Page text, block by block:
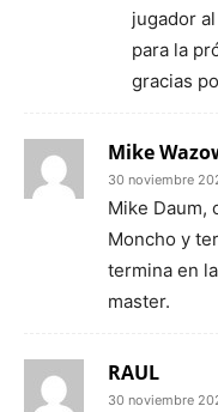
jugador
para la
gracias
Mike
30 noviembre
Mike Daum,
Moncho y
termina en
master.
RAUL
30 noviembre